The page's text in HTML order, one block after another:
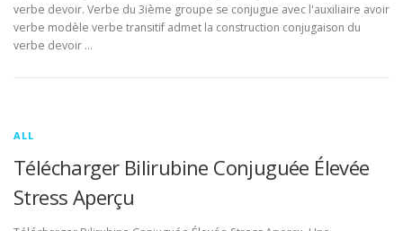
verbe devoir. Verbe du 3ième groupe se conjugue avec l'auxiliaire avoir
verbe modèle verbe transitif admet la construction conjugaison du
verbe devoir …
ALL
Télécharger Bilirubine Conjuguée Élevée
Stress Aperçu